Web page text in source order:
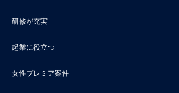
研修が充実
起業に役立つ
女性プレミア案件